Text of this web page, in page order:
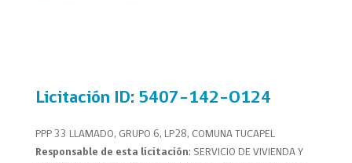
Licitación ID: 5407-142-O124
PPP 33 LLAMADO, GRUPO 6, LP28, COMUNA TUCAPEL
Responsable de esta licitación: SERVICIO DE VIVIENDA Y